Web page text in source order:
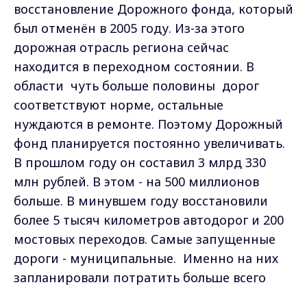
восстановление Дорожного фонда, который
был отменён в 2005 году. Из-за этого
дорожная отрасль региона сейчас
находится в переходном состоянии. В
области чуть больше половины дорог
соответствуют норме, остальные
нуждаются в ремонте. Поэтому Дорожный
фонд планируется постоянно увеличивать.
В прошлом году он составил 3 млрд 330
млн рублей. В этом - на 500 миллионов
больше. В минувшем году восстановили
более 5 тысяч километров автодорог и 200
мостовых переходов. Самые запущенные
дороги - муниципальные. Именно на них
запланировали потратить больше всего